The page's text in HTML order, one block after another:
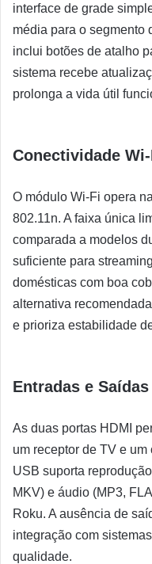
interface de grade
média para o segmento
inclui botões de atalho
sistema recebe
prolonga a vida útil
Conectividade
O módulo Wi-Fi opera
802.11n. A faixa única
comparada a modelos
suficiente para
domésticas com boa
alternativa
e prioriza estabilidade
Entradas e Saídas
As duas portas HDMI
um receptor de TV e
USB suporta
MKV) e áudio (MP3,
Roku. A ausência de
integração com
qualidade.